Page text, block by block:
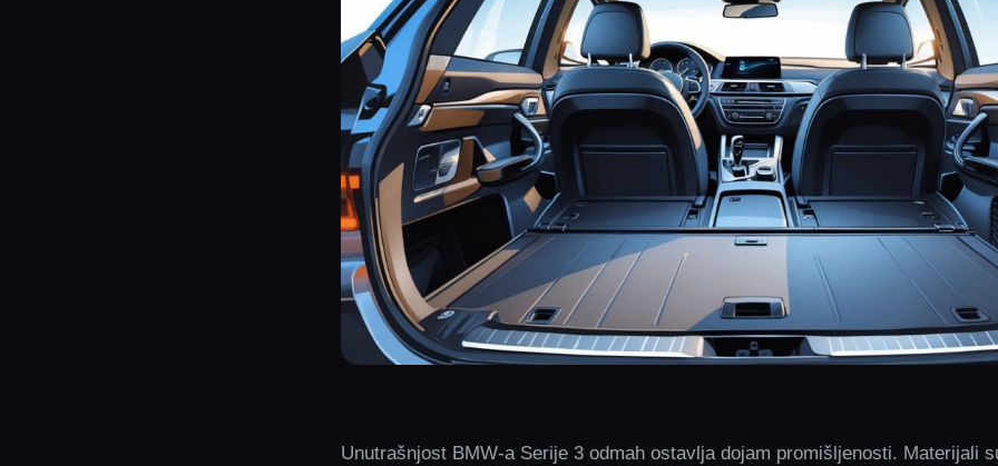
Unutrašnjost BMW-a Serije 3 odmah ostavlja dojam promišljenosti. Materijali